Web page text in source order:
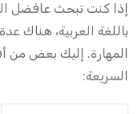
إذا كنت تبحث عافضل
باللغة العربية، هناك
المهارة. إليك بعض من
السريعة: